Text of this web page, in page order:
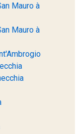
Mauro à
Mauro à